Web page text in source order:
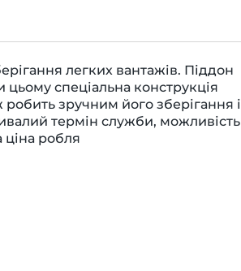
легких вантажів. Піддон
спеціальна конструкція
зручним його зберігання і
термін служби, можливість
ціна робля